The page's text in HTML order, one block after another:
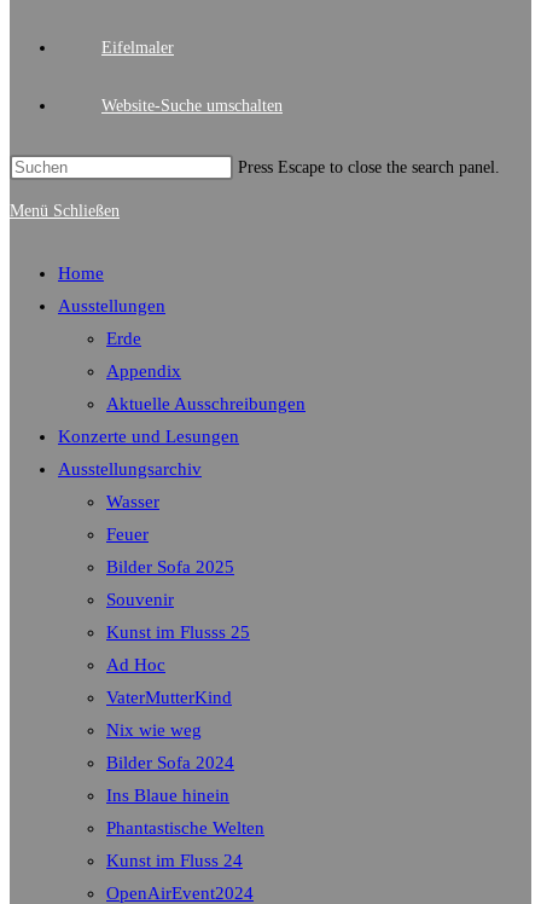
Eifelmaler
Website-Suche umschalten
Press Escape to close the search panel.
Menü Schließen
Home
Ausstellungen
Erde
Appendix
Aktuelle Ausschreibungen
Konzerte und Lesungen
Ausstellungsarchiv
Wasser
Feuer
Bilder Sofa 2025
Souvenir
Kunst im Flusss 25
Ad Hoc
VaterMutterKind
Nix wie weg
Bilder Sofa 2024
Ins Blaue hinein
Phantastische Welten
Kunst im Fluss 24
OpenAirEvent2024